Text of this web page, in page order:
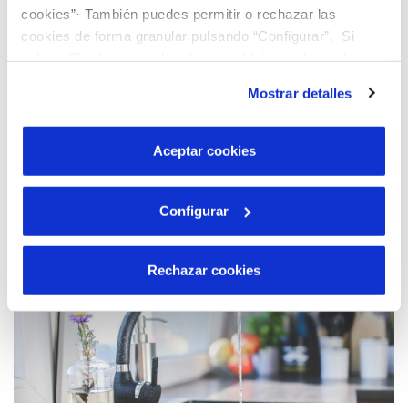
cookies”· También puedes permitir o rechazar las
cookies de forma granular pulsando “Configurar”. Si
son indispensables para que el sitio web funcione y que
por tanto no se pueden desactivar. Puedes consultar
más información en nuestraPolítica de Cookies
Mostrar detalles
Aceptar cookies
Configurar
Rechazar cookies
Estigues alerta davant missatges sospitosos i utilitza
sempre els nostres canals oficials. Actualitza la teva